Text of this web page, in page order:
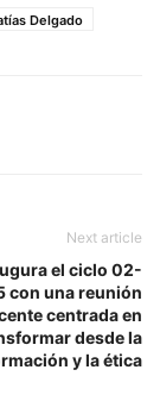
Delgado
Next article
el ciclo 02-
con una reunión
centrada en
desde la
y la ética